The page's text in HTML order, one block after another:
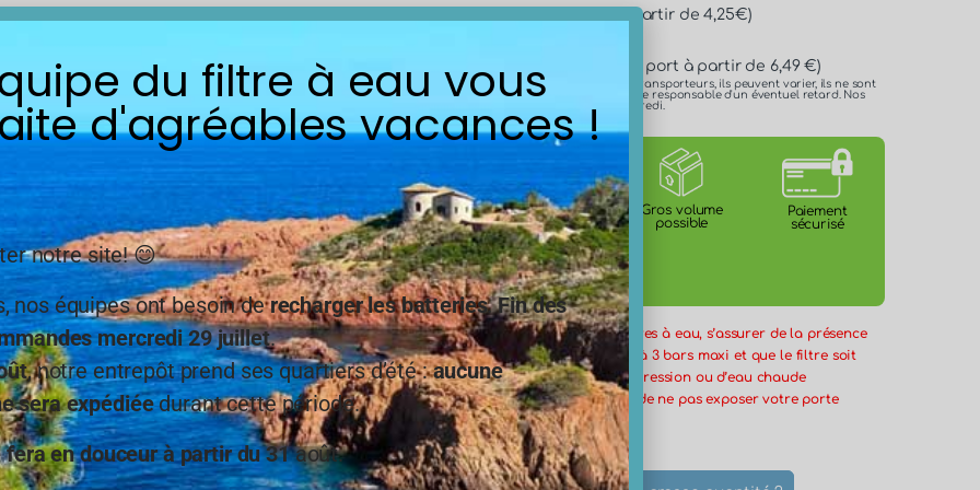
Relais en 48h/72h* (Frais de port à partir de 4,25€)
En point relais en 24h/48h* (Frais de port à partir de 6,49 €)
*Les délais affichés sont les délais annoncés par les transporteurs, ils peuvent varier, ils ne sont
qu'à titre indicatif. Nous ne pouvons en aucun cas être responsable d'un éventuel retard. Nos
expéditions sont prévues le lundi, mercredi et le vendredi.
|
Livraison
rapide
48/72h
suivant
volume de
commande
Certification
ACS
Gros volume
possible
Paiement
sécurisé
⚠️ IMPORTANT : Lors de l’installation des filtres à eau, s’assurer de la présence
d’unrégulateur de pressionen amont réglé à 3 bars maxi et que le filtre soit
également protégé d’un éventuel retour de pression ou d’eau chaude
provenant de la chaudière. Il est important de ne pas exposer votre porte
filtre à la chaleur au froid et à la lumière
du filtre à eau vous
d'agréables vacances !
notre site! 😊
nos équipes ont besoin derecharger les batteries.Fin des
mercredi 29 juillet.
, notre entrepôt prend ses quartiers d’été :aucune
sera expédiéedurant cette période.
fera en douceur à partir du 31août.